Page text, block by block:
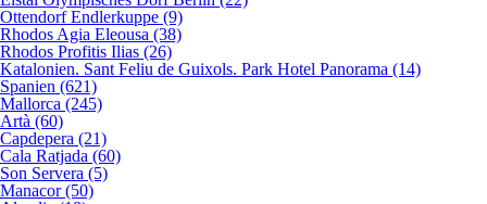
Ottendorf Endlerkuppe (9)
Rhodos Agia Eleousa (38)
Rhodos Profitis Ilias (26)
Katalonien. Sant Feliu de Guixols. Park Hotel Panorama (14)
Spanien (621)
Mallorca (245)
Artà (60)
Capdepera (21)
Cala Ratjada (60)
Son Servera (5)
Manacor (50)